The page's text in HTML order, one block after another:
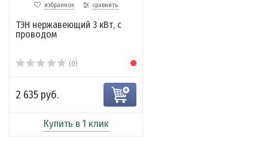
избранное сравнить
ТЭН нержавеющий 3 кВт, с
проводом
(0)
2 635 руб.
Купить в 1 клик